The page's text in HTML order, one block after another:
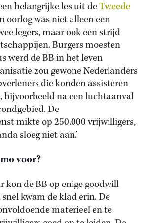
belangrijke les uit deTweede
oorlog was niet alleen een
legers, maar ook een strijd
Burgers moesten
werd de BB in het leven
zou gewone Nederlanders
die konden assisteren
bijvoorbeeld na een luchtaanval
De
mikte op 250.000 vrijwilligers,
sloeg niet aan.’
voor?
kon de BB op enige goodwill
kwam de klad erin. De
materieel en te